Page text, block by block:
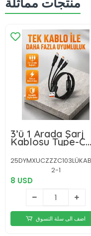
3’ü 1 Arada Şarj
Kablosu Type-C
iOS Android
Uyumlu Hızlı ve
Güvenli Şarj
2-1
8 USD
اضف الى سلة التسوق